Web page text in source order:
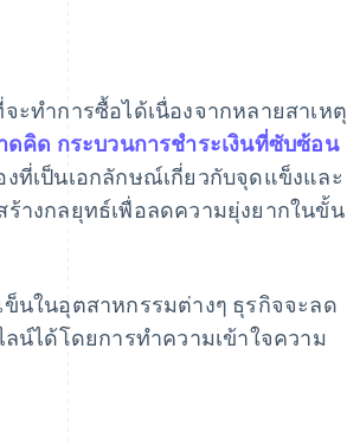
ทําการซื้อได้เนื่องจากหลายสาเหตุ
คิด กระบวนการชำระเงินที่ซับซ้อน
ที่เป็นเอกลักษณ์เกี่ยวกับจุดแข็งและ
างกลยุทธ์เพื่อลดความยุ่งยากในขั้น
นในอุตสาหกรรมต่างๆ ธุรกิจจะลด
น์ได้โดยการทําความเข้าใจความ